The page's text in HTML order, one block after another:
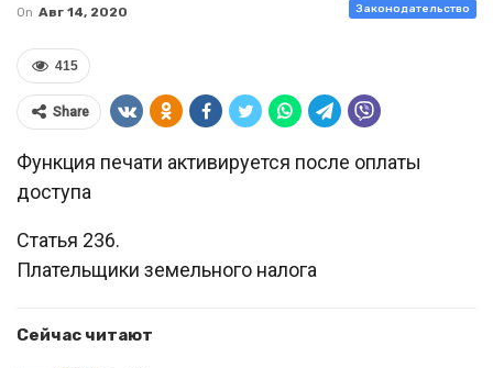
Законодательство
On Авг 14, 2020
415
Share
Функция печати активируется после оплаты
доступа
Статья 236.
Плательщики земельного налога
Сейчас читают